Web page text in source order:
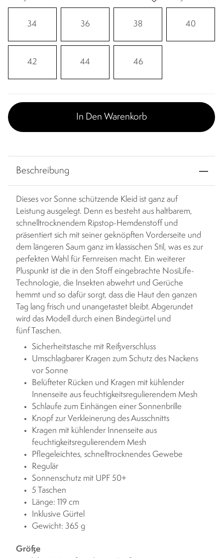
34 36 38 40
42 44 46
In Den Warenkorb
Beschreibung
Dieses vor Sonne schützende Kleid ist ganz auf
Leistung ausgelegt. Denn es besteht aus haltbarem,
schnelltrocknendem Ripstop-Hemdenstoff und
präsentiert sich mit seiner geknöpften Vorderseite und
dem längeren Saum ganz im klassischen Stil, was es zur
perfekten Wahl für Fernreisen macht. Ein weiterer
Pluspunkt ist die in den Stoff eingebrachte NosiLife-
Technologie, die Insekten abwehrt und Gerüche
hemmt und so dafür sorgt, dass die Haut den ganzen
Tag lang frisch und unangetastet bleibt. Abgerundet
wird das Modell durch einen Bindegürtel und
fünf Taschen.
Sicherheitstasche mit Reißverschluss
Umschlagbarer Kragen zum Schutz des Nackens
vor Sonne
Belüfteter Rücken und Kragen mit kühlender
Innenseite aus feuchtigkeitsregulierendem Mesh
Schlaufe zum Einhängen einer Sonnenbrille
Knopf zur Verkleinerung des Ausschnitts
Kragen mit kühlender Innenseite aus
feuchtigkeitsregulierendem Mesh
Pflegeleichtes, schnelltrocknendes Gewebe
Regulär
Sonnenschutz mit UPF 50+
5 Taschen
Länge: 119 cm
Inklusive Gürtel
Gewicht: 365 g
Größe